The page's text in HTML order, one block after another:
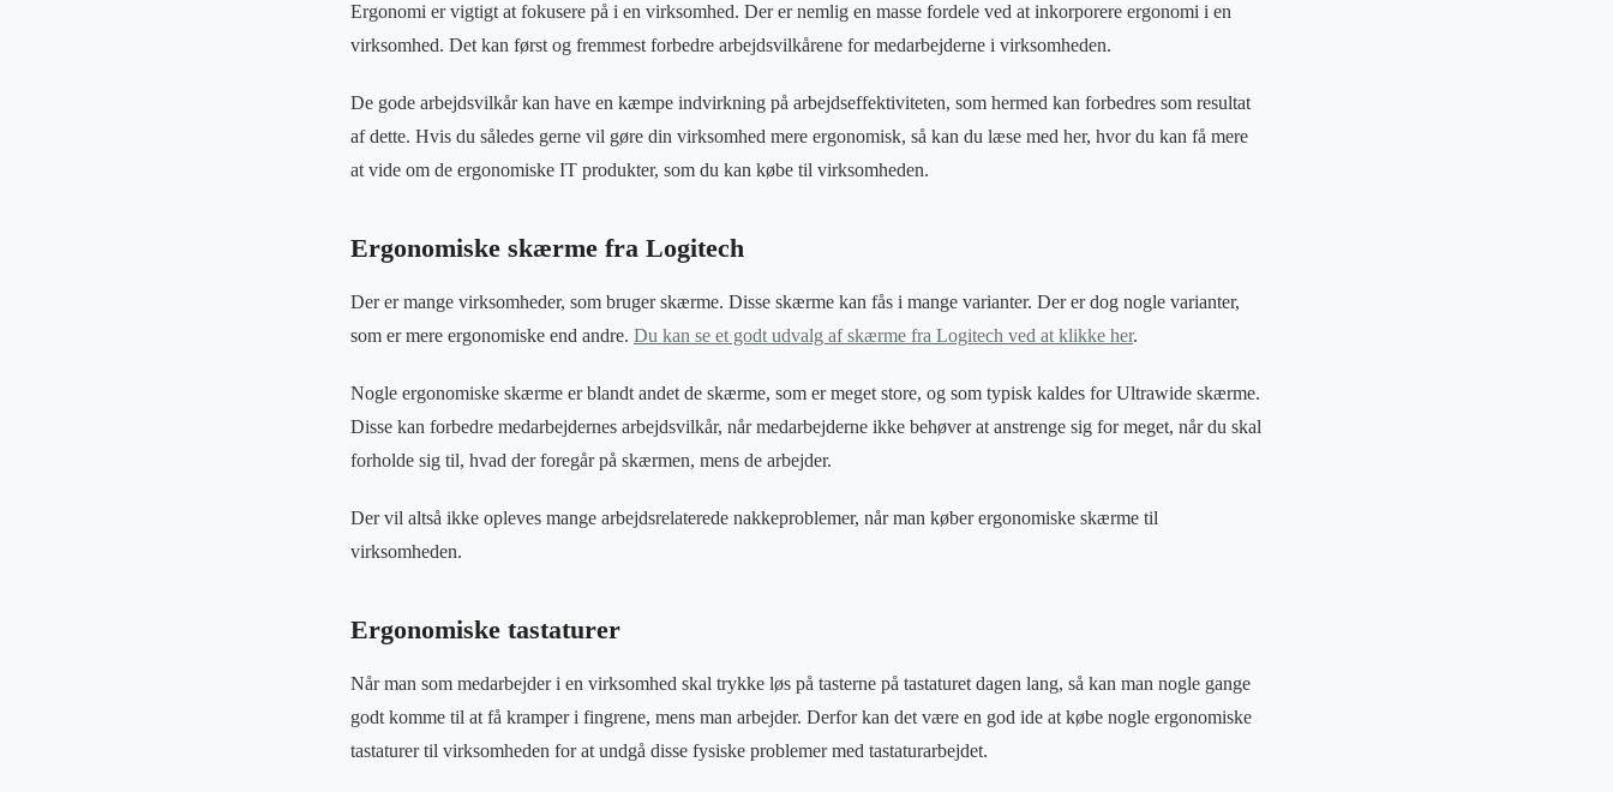
Ergonomi er vigtigt at fokusere på i en virksomhed. Der er nemlig en masse fordele ved at inkorporere ergonomi i en
virksomhed. Det kan først og fremmest forbedre arbejdsvilkårene for medarbejderne i virksomheden.
De gode arbejdsvilkår kan have en kæmpe indvirkning på arbejdseffektiviteten, som hermed kan forbedres som resultat
af dette. Hvis du således gerne vil gøre din virksomhed mere ergonomisk, så kan du læse med her, hvor du kan få mere
at vide om de ergonomiske IT produkter, som du kan købe til virksomheden.
Ergonomiske skærme fra Logitech
Der er mange virksomheder, som bruger skærme. Disse skærme kan fås i mange varianter. Der er dog nogle varianter,
som er mere ergonomiske end andre. Du kan se et godt udvalg af skærme fra Logitech ved at klikke her.
Nogle ergonomiske skærme er blandt andet de skærme, som er meget store, og som typisk kaldes for Ultrawide skærme.
Disse kan forbedre medarbejdernes arbejdsvilkår, når medarbejderne ikke behøver at anstrenge sig for meget, når du skal
forholde sig til, hvad der foregår på skærmen, mens de arbejder.
Der vil altså ikke opleves mange arbejdsrelaterede nakkeproblemer, når man køber ergonomiske skærme til
virksomheden.
Ergonomiske tastaturer
Når man som medarbejder i en virksomhed skal trykke løs på tasterne på tastaturet dagen lang, så kan man nogle gange
godt komme til at få kramper i fingrene, mens man arbejder. Derfor kan det være en god ide at købe nogle ergonomiske
tastaturer til virksomheden for at undgå disse fysiske problemer med tastaturarbejdet.